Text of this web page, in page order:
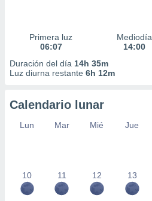
Primera luz
06:07
Mediodía
14:00
Duración del día 14h 35m
Luz diurna restante 6h 12m
Calendario lunar
Lun Mar Mié Jue
10 11 12 13